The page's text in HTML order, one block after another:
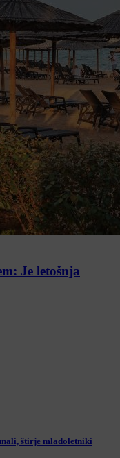
Je letošnja
štirje mladoletniki